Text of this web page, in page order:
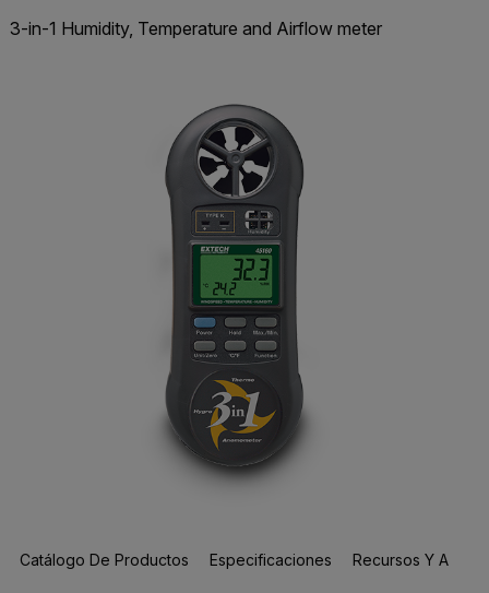
3-in-1 Humidity, Temperature and Airflow meter
Catálogo De Productos Especificaciones Recursos Y